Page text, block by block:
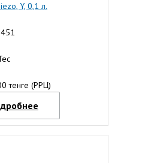
Y, 0,1 л.
тенге (РРЦ)